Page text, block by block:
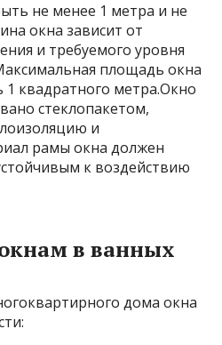
не менее 1 метра и не
окна зависит от
и требуемого уровня
площадь окна
квадратного метра.Окно
стеклопакетом,
и
рамы окна должен
к воздействию
в ванных
дома окна